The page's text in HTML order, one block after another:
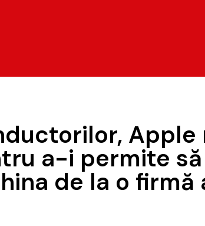
Apple
a-i permite
de la o